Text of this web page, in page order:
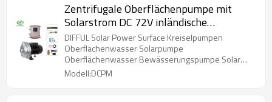
Zentrifugale Oberflächenpumpe mit
Solarstrom DC 72V inländische
Solarpumpe
DIFFUL Solar Power Surface Kreiselpumpen
Oberflächenwasser Solarpumpe
Oberflächenwasser Bewässerungspumpe Solar
Surface Pump In
Modell:DCPM